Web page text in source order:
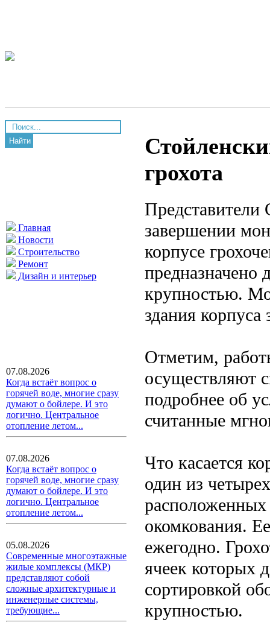
Найти
Главная
Новости
Строительство
Ремонт
Дизайн и интерьер
07.08.2026
Когда встаёт вопрос о
горячей воде, многие сразу
думают о бойлере. И это
логично. Центральное
отопление летом...
07.08.2026
Когда встаёт вопрос о
горячей воде, многие сразу
думают о бойлере. И это
логично. Центральное
отопление летом...
05.08.2026
Современные многоэтажные
жилые комплексы (МКР)
представляют собой
сложные архитектурные и
инженерные системы,
требующие...
грохота
завершении
корпусе
предназначено
крупностью.
здания
Отметим,
осуществляют
подробнее об
считанные
Что касается
один из
окомкования.
ежегодно.
ячеек которых
сортировкой
крупностью.